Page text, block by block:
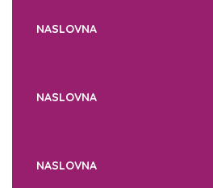
NASLOVNA
NASLOVNA
NASLOVNA